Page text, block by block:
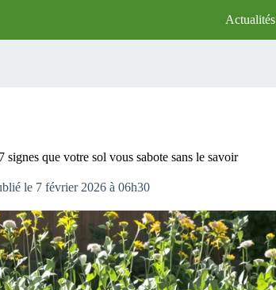
Actualités
signes que votre sol vous sabote sans le savoir
le 7 février 2026 à 06h30